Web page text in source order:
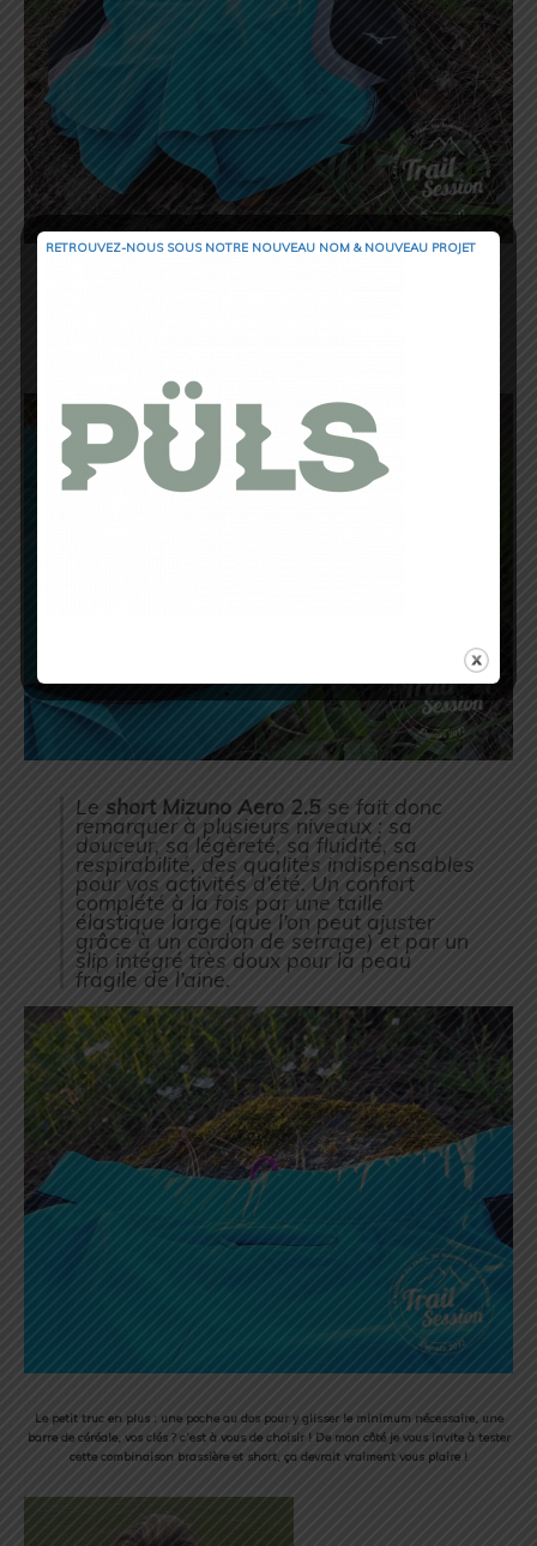
Le short Mizuno Aero 2.5 se fait donc
remarquer à plusieurs niveaux : sa
douceur, sa légèreté, sa fluidité, sa
respirabilité, des qualités indispensables
pour vos activités d’été. Un confort
complété à la fois par une taille
élastique large (que l’on peut ajuster
grâce à un cordon de serrage) et par un
slip intégré très doux pour la peau
fragile de l’aine.
Le petit truc en plus : une poche au dos pour y glisser le minimum nécessaire, une
barre de céréale, vos clés ? c’est à vous de choisir ! De mon côté je vous invite à tester
cette combinaison brassière et short, ça devrait vraiment vous plaire !
RETROUVEZ-NOUS SOUS NOTRE NOUVEAU NOM & NOUVEAU PROJET